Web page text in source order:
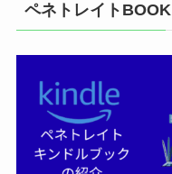
ペネトレイトBOOK